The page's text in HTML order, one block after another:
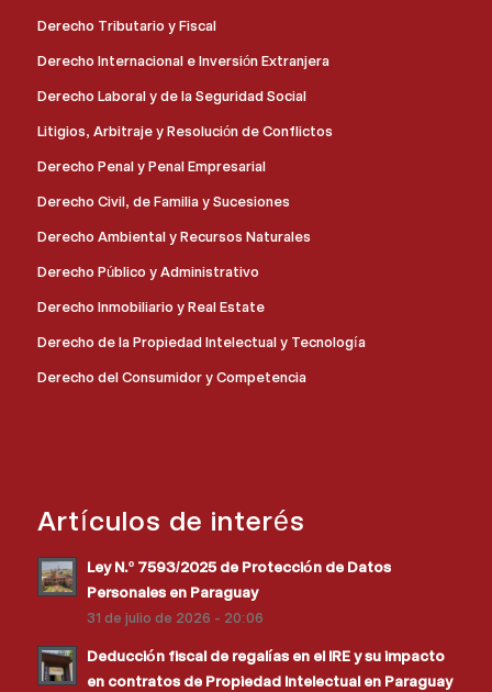
Derecho Tributario y Fiscal
Derecho Internacional e Inversión Extranjera
Derecho Laboral y de la Seguridad Social
Litigios, Arbitraje y Resolución de Conflictos
Derecho Penal y Penal Empresarial
Derecho Civil, de Familia y Sucesiones
Derecho Ambiental y Recursos Naturales
Derecho Público y Administrativo
Derecho Inmobiliario y Real Estate
Derecho de la Propiedad Intelectual y Tecnología
Derecho del Consumidor y Competencia
Artículos de interés
Ley N.º 7593/2025 de Protección de Datos
Personales en Paraguay
31 de julio de 2026 - 20:06
Deducción fiscal de regalías en el IRE y su impacto
en contratos de Propiedad Intelectual en Paraguay